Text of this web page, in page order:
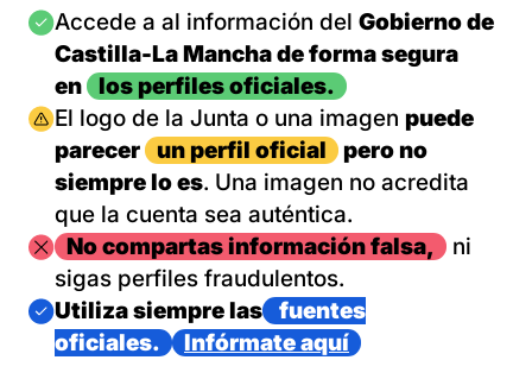
Imagen
Accede a al información del Gobierno de
Castilla-La Mancha de forma segura
en
los perfiles oficiales.
Imagen
El logo de la Junta o una imagen puede
parecer
un perfil oficial
pero no
siempre lo es. Una imagen no acredita
que la cuenta sea auténtica.
ImagenNo compartas información falsa,
ni
sigas perfiles fraudulentos.
Imagen
Utiliza siempre las
fuentes
oficiales.
Infórmate aquí